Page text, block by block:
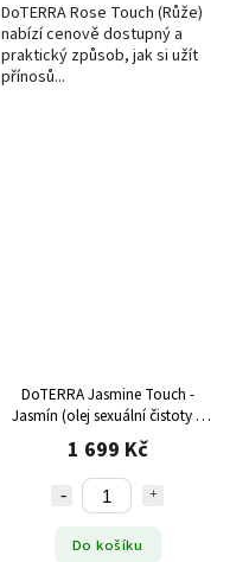
DoTERRA Rose Touch (Růže)
nabízí cenově dostupný a
praktický způsob, jak si užít
přínosů...
DoTERRA Jasmine Touch -
Jasmín (olej sexuální čistoty a
rovnováhy), 10 ml
1 699 Kč
Do košíku